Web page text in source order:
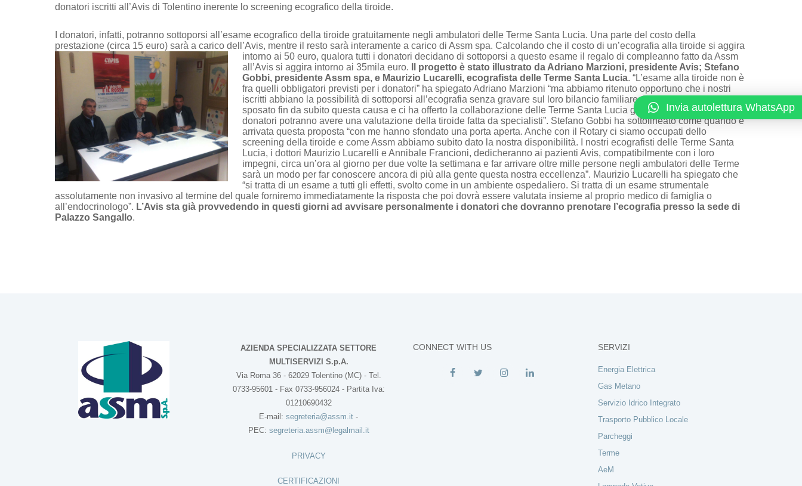
donatori iscritti all’Avis di Tolentino inerente lo screening ecografico della tiroide.
I donatori, infatti, potranno sottoporsi all’esame ecografico della tiroide gratuitamente negli ambulatori delle Terme Santa Lucia. Una parte del costo della
prestazione (circa 15 euro) sarà a carico dell’Avis, mentre il resto sarà interamente a carico di Assm spa. Calcolando che il costo di un’ecografia all a tiroide si aggira
intorno ai 50 euro, qualora tutti i donatori decidano di sottoporsi a questo esame il regalo di compleanno fatto da Assm
all’Avis si aggira intorno ai 35mila euro.
Il progetto è stato illustrato da Adriano Marzioni, presidente Avis; Stefano
Gobbi, presidente Assm spa, e Maurizio Lucarelli, ecografista delle Terme Santa Lucia. “L’esame alla tiroide non è
fra quelli obbligatori previsti per i donatori” ha spiegato Adriano Marzioni “ma abbiamo ritenuto opportuno che i nostri
iscritti abbiano la possibilità di sottoporsi all’ecografia senza gravare sul loro bilancio familiare. Il dottor Gobbi ha
sposato fin da subito questa causa e ci ha offerto la collaborazione delle Terme Santa Lucia grazie alla quale i nostri
donatori potranno avere una valutazione della tiroide fatta da specialisti”. Stefano Gobbi ha sottolineato come quando è
arrivata questa proposta “con me hanno sfondato una porta aperta. Anche con il Rotary ci siamo occupati dello
screening della tiroide e come Assm abbiamo subito dato la nostra disponibilità. I nostri ecografisti delle Terme Santa
Lucia, i dottori Maurizio Lucarelli e Annibale Francioni, dedicheranno ai pazienti Avis, compatibilmente con i loro
impegni, circa un’ora al giorno per due volte la settimana e far arrivare oltre mille persone negli ambulatori delle Terme
sarà un modo per far conoscere ancora di più alla gente questa nostra eccellenza”. Maurizio Lucarelli ha spiegato che
“si tratta di un esame a tutti gli effetti, svolto come in un ambiente ospedaliero. Si tratta di un esame strumentale
assolutamente non invasivo al termine del quale forniremo immediatamente la risposta che poi dovrà essere valutata insieme al proprio medico di famiglia o
all’endocrinologo”. L’Avis sta già provvedendo in questi giorni ad avvisare personalmente i donatori che dovranno prenotare l’ecografia presso la sede di
Palazzo Sangallo.
AZIENDA SPECIALIZZATA SETTORE
MULTISERVIZI S.p.A.
Via Roma 36 - 62029 Tolentino (MC) - Tel.
0733-95601 - Fax 0733-956024 - Partita Iva:
01210690432
E-mail: segreteria@assm.it -
PEC: segreteria.assm@legalmail.it
PRIVACY
CERTIFICAZIONI
CONNECT WITH US SERVIZI
Energia Elettrica
Gas Metano
Servizio Idrico Integrato
Trasporto Pubblico Locale
Parcheggi
Terme
AeM
Invia autolettura WhatsApp